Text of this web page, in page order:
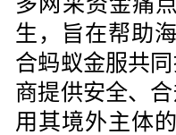
生，旨在帮助
合蚂蚁金服共
商提供安全、
用其境外主体